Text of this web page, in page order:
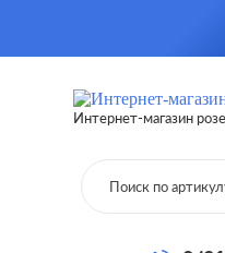
Интернет-магазин